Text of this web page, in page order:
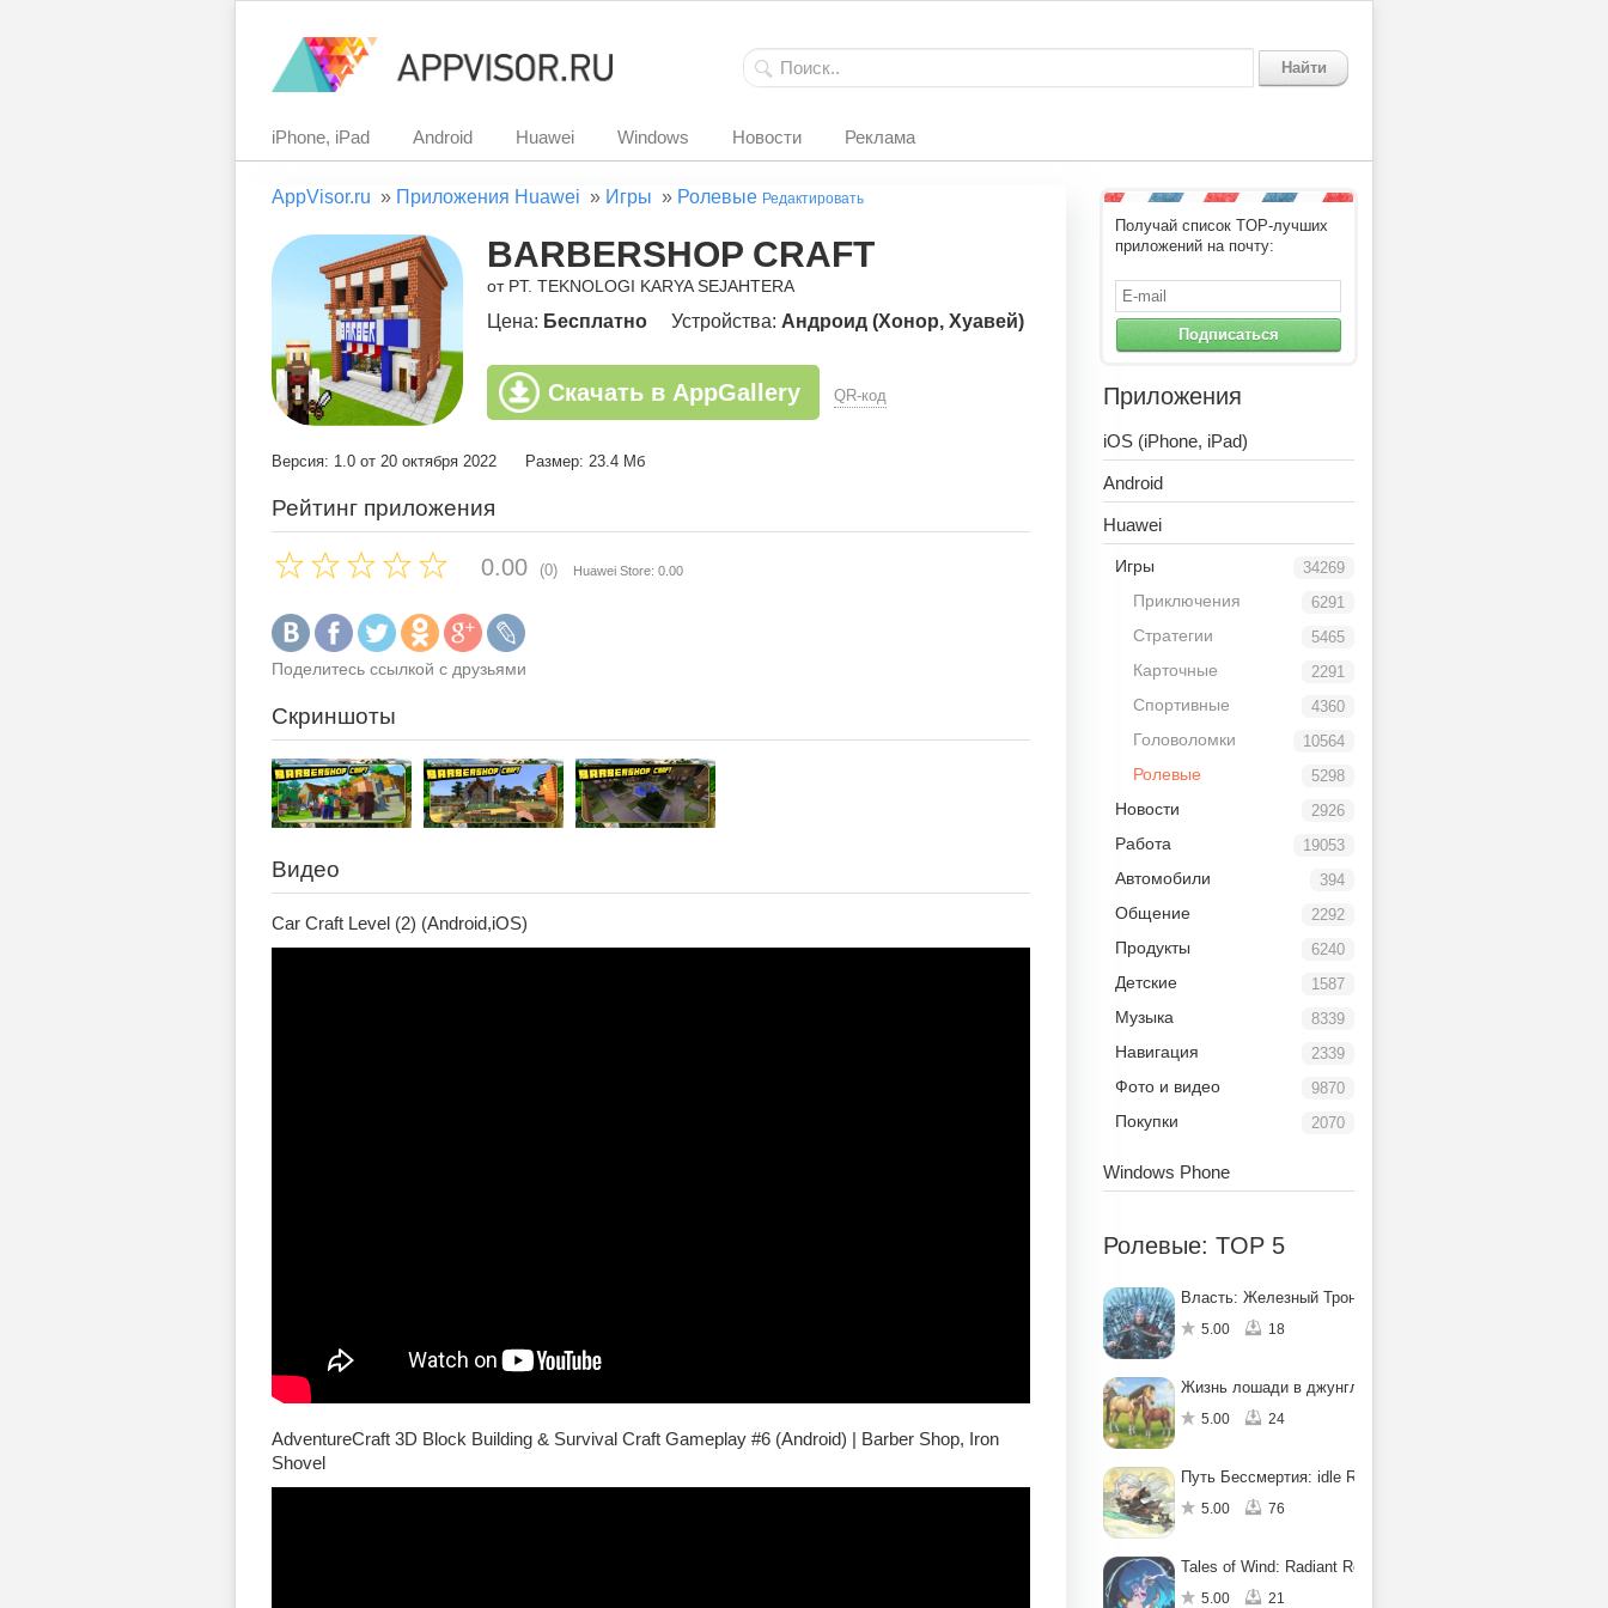
Найти
iPhone, iPad Android Huawei Windows Новости Реклама
AppVisor.ru » Приложения Huawei » Игры » Ролевые Редактировать
BARBERSHOP CRAFT
от PT. TEKNOLOGI KARYA SEJAHTERA
Цена: Бесплатно Устройства: Андроид (Хонор, Хуавей)
Скачать в AppGallery QR-код
Версия: 1.0 от 20 октября 2022 Размер: 23.4 Мб
Рейтинг приложения
0.00 (0) Huawei Store: 0.00
Поделитесь ссылкой с друзьями
Скриншоты
Видео
Car Craft Level (2) (Android,iOS)
AdventureCraft 3D Block Building & Survival Craft Gameplay #6 (Android) | Barber Shop, Iron
Shovel
Получай список TOP-лучших
приложений на почту:
Подписаться
Приложения
iOS (iPhone, iPad)
Android
Huawei
34269
Игры
6291
Приключения
5465
Стратегии
2291
Карточные
4360
Спортивные
10564
Головоломки
5298
Ролевые
2926
Новости
19053
Работа
394
Автомобили
2292
Общение
6240
Продукты
1587
Детские
8339
Музыка
2339
Навигация
9870
Фото и видео
2070
Покупки
Windows Phone
Ролевые: TOP 5
Власть: Железный Трон
5.00 18
Жизнь лошади в джунглях: квест
5.00 24
Путь Бессмертия: idle RPG
5.00 76
Tales of Wind: Radiant Rebirth
5.00 21